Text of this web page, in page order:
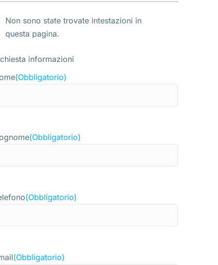
Non sono state trovate intestazioni in
questa pagina.
informazioni
(Obbligatorio)
(Obbligatorio)
(Obbligatorio)
(Obbligatorio)